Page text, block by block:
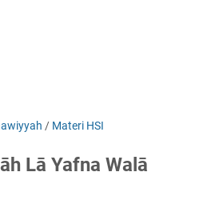
/ Materi HSI
Lā Yafna Walā